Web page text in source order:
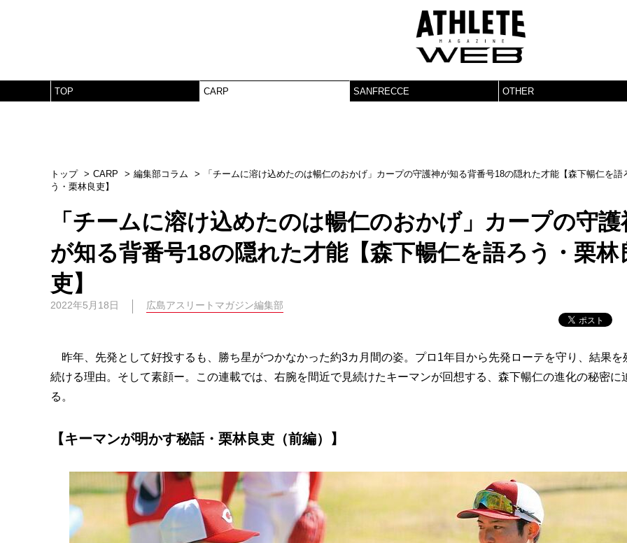
TOP CARP SANFRECCE OTHER
トップ CARP 編集部コラム
「チームに溶け込めたのは暢仁のおかげ」カープの守護神が知る背番号18の隠れた才能【森下暢仁を語
う・栗林良吏】
「チームに溶け込めたのは暢仁のおかげ」カープの守護
が知る背番号18の隠れた才能【森下暢仁を語ろう・栗林
吏】
2022年5月18日 広島アスリートマガジン編集部
昨年、先発として好投するも、勝ち星がつかなかった約3カ月間の姿。プロ1年目から先発ローテを守り、結果を
続ける理由。そして素顔ー。この連載では、右腕を間近で見続けたキーマンが回想する、森下暢仁の進化の秘密に
る。
【キーマンが明かす秘話・栗林良吏（前編）】